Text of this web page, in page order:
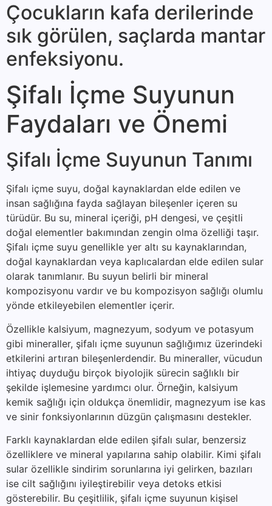
Çocukların kafa derilerinde
sık görülen, saç­larda mantar
enfeksiyonu.
Şifalı İçme Suyunun
Faydaları ve Önemi
Şifalı İçme Suyunun Tanımı
Şifalı içme suyu, doğal kaynaklardan elde edilen ve
insan sağlığına fayda sağlayan bileşenler içeren su
türüdür. Bu su, mineral içeriği, pH dengesi, ve çeşitli
doğal elementler bakımından zengin olma özelliği taşır.
Şifalı içme suyu genellikle yer altı su kaynaklarından,
doğal kaynaklardan veya kaplıcalardan elde edilen sular
olarak tanımlanır. Bu suyun belirli bir mineral
kompozisyonu vardır ve bu kompozisyon sağlığı olumlu
yönde etkileyebilen elementler içerir.
Özellikle kalsiyum, magnezyum, sodyum ve potasyum
gibi mineraller, şifalı içme suyunun sağlığımız üzerindeki
etkilerini artıran bileşenlerdendir. Bu mineraller, vücudun
ihtiyaç duyduğu birçok biyolojik sürecin sağlıklı bir
şekilde işlemesine yardımcı olur. Örneğin, kalsiyum
kemik sağlığı için oldukça önemlidir, magnezyum ise kas
ve sinir fonksiyonlarının düzgün çalışmasını destekler.
Farklı kaynaklardan elde edilen şifalı sular, benzersiz
özelliklere ve mineral yapılarına sahip olabilir. Kimi şifalı
sular özellikle sindirim sorunlarına iyi gelirken, bazıları
ise cilt sağlığını iyileştirebilir veya detoks etkisi
gösterebilir. Bu çeşitlilik, şifalı içme suyunun kişisel